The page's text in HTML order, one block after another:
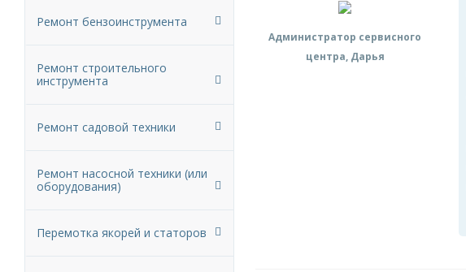
Администратор сервисного
центра, Дарья
Ремонт бензоинструмента
Ремонт строительного
инструмента
Ремонт садовой техники
Ремонт насосной техники (или
оборудования)
Перемотка якорей и статоров